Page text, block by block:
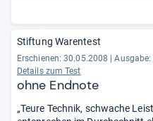
Stiftung Warentest
Erschienen: 30.05.2008
Details zum Test
ohne Endnote
„Teure Technik, schwache